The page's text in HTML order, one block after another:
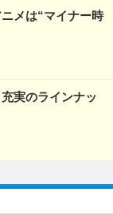
メは“マイナー時
実のラインナッ